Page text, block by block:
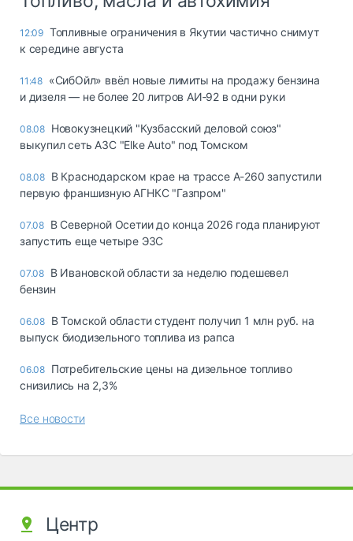
12:09 Топливные ограничения в Якутии частично снимут
к середине августа
11:48 «СибОйл» ввёл новые лимиты на продажу бензина
и дизеля — не более 20 литров АИ‑92 в одни руки
08.08 Новокузнецкий "Кузбасский деловой союз"
выкупил сеть АЗС "Elke Auto" под Томском
08.08 В Краснодарском крае на трассе А-260 запустили
первую франшизную АГНКС "Газпром"
07.08 В Северной Осетии до конца 2026 года планируют
запустить еще четыре ЭЗС
07.08 В Ивановской области за неделю подешевел
бензин
06.08 В Томской области студент получил 1 млн руб. на
выпуск биодизельного топлива из рапса
06.08 Потребительские цены на дизельное топливо
снизились на 2,3%
Все новости
Центр